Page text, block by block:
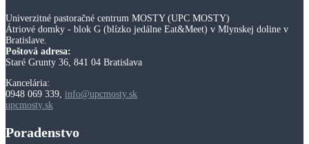
Univerzitné pastoračné centrum MOSTY (UPC MOSTY)
Átriové domky - blok G (blízko jedálne Eat&Meet) v Mlynskej doline v
Bratislave.
Poštová adresa:
Staré Grunty 36, 841 04 Bratislava
Kancelária:
0948 069 339, info@upcmosty.sk
upcmosty.sk
Poradenstvo